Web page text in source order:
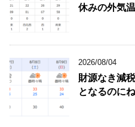
休みの外気
2026/08/04
財源なき減
となるのにね